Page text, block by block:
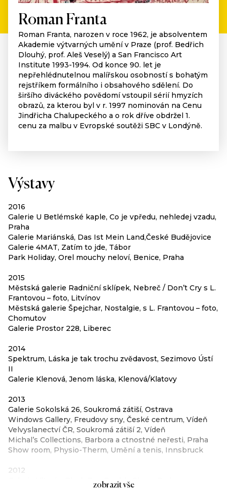
Roman Franta
Roman Franta, narozen v roce 1962, je absolventem
Akademie výtvarných umění v Praze (prof. Bedřich
Dlouhý, prof. Aleš Veselý) a San Francisco Art
Institute 1993-1994. Od konce 90. let je
nepřehlédnutelnou malířskou osobností s bohatým
rejstříkem formálního i obsahového sdělení. Do
širšího diváckého povědomí vstoupil sérií hmyzích
obrazů, za kterou byl v r. 1997 nominován na Cenu
Jindřicha Chalupeckého a o rok dříve obdržel 1.
cenu za malbu v Evropské soutěži SBC v Londýně.
Výstavy
2016
Galerie U Betlémské kaple, Co je vpředu, nehledej vzadu,
Praha
Galerie Mariánská, Das Ist Mein Land,České Budějovice
Galerie 4MAT, Zatím to jde, Tábor
Park Holiday, Orel mouchy neloví, Benice, Praha
2015
Městská galerie Radniční sklípek, Nebreč / Don’t Cry s L.
Frantovou – foto, Litvínov
Městská galerie Špejchar, Nostalgie, s L. Frantovou – foto,
Chomutov
Galerie Prostor 228, Liberec
2014
Spektrum, Láska je tak trochu zvědavost, Sezimovo Ústí
II
Galerie Klenová, Jenom láska, Klenová/Klatovy
2013
Galerie Sokolská 26, Soukromá zátiší, Ostrava
Windows Gallery, Freudovy sny, České centrum, Vídeň
Velvyslanectví ČR, Soukromá zátiší 2, Vídeň
Michal’s Collections, Barbora a ctnostné neřesti, Praha
Show room, Physio-Therm, Umění a tenis, Innsbruck
2012
Galerie Vltavín, Black Bug Double Show, Praha
zobrazit vše